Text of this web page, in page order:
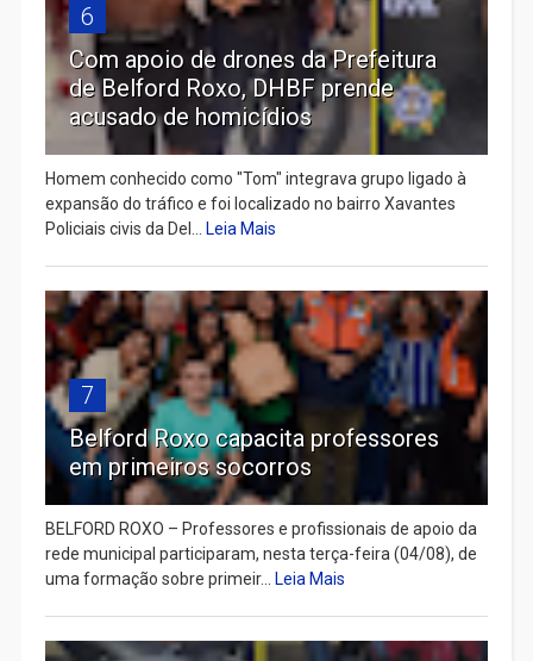
6
Com apoio de drones da Prefeitura
de Belford Roxo, DHBF prende
acusado de homicídios
Homem conhecido como "Tom" integrava grupo ligado à
expansão do tráfico e foi localizado no bairro Xavantes
Policiais civis da Del...
Leia Mais
7
Belford Roxo capacita professores
em primeiros socorros
BELFORD ROXO – Professores e profissionais de apoio da
rede municipal participaram, nesta terça-feira (04/08), de
uma formação sobre primeir...
Leia Mais